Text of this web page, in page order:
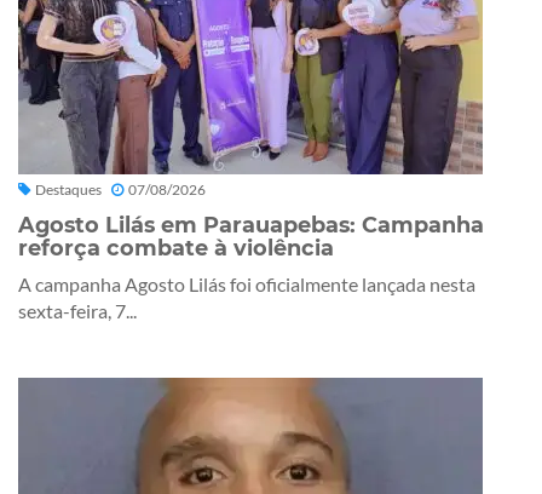
Destaques 07/08/2026
Agosto Lilás em Parauapebas: Campanha
reforça combate à violência
A campanha Agosto Lilás foi oficialmente lançada nesta
sexta-feira, 7...